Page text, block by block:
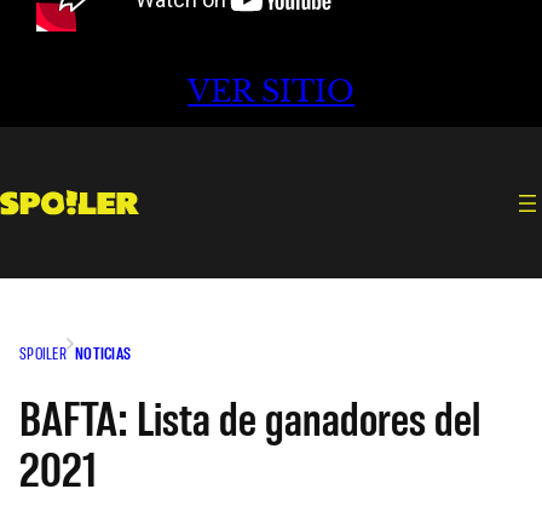
VER SITIO
SPOILER NOTICIAS
BAFTA: Lista de ganadores del
2021